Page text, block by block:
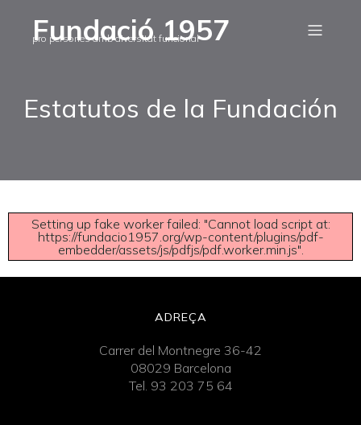
Fundació 1957
pro persones amb diversitat funcional
Estatutos de la Fundación
Setting up fake worker failed: "Cannot load script at:
https://fundacio1957.org/wp-content/plugins/pdf-
embedder/assets/js/pdfjs/pdf.worker.min.js".
ADREÇA
Carrer del Montnegre 36-42
08029 Barcelona
Tel. 93 203 75 64